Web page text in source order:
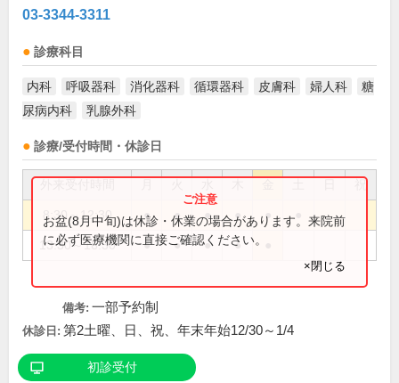
03-3344-3311
診療科目
内科 呼吸器科 消化器科 循環器科 皮膚科 婦人科
糖
尿病内科
乳腺外科
診療/受付時間・休診日
祝
8:30～12:30 ● ● ● ● ●
13:30～16:30 ● ● ● ●
お盆(8月中旬)は休診・休業の場合があります。来院前
に必ず医療機関に直接ご確認ください。
×閉じる
備考: 一部予約制
休診日: 第2土曜、日、祝、年末年始12/30～1/4
初診受付